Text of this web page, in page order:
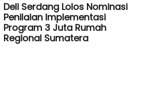
Deli Serdang Lolos Nominasi
Penilaian Implementasi
Program 3 Juta Rumah
Regional Sumatera